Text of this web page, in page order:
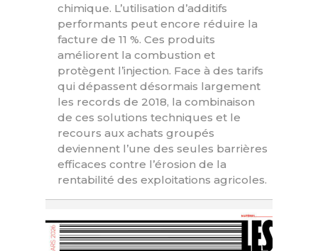
chimique. L’utilisation d’additifs
performants peut encore réduire la
facture de 11 %. Ces produits
améliorent la combustion et
protègent l’injection. Face à des tarifs
qui dépassent désormais largement
les records de 2018, la combinaison
de ces solutions techniques et le
recours aux achats groupés
deviennent l’une des seules barrières
efficaces contre l’érosion de la
rentabilité des exploitations agricoles.